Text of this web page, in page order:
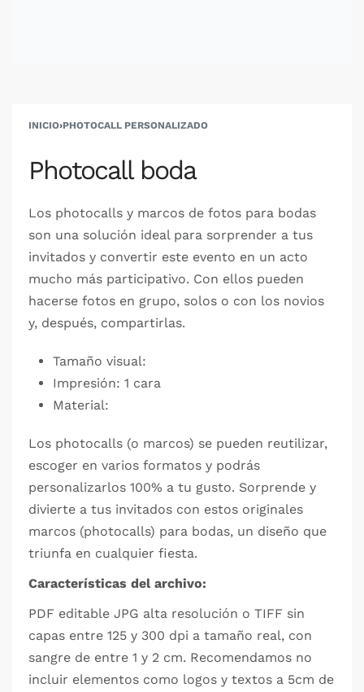
INICIO›PHOTOCALL PERSONALIZADO
Photocall boda
Los photocalls y marcos de fotos para bodas
son una solución ideal para sorprender a tus
invitados y convertir este evento en un acto
mucho más participativo. Con ellos pueden
hacerse fotos en grupo, solos o con los novios
y, después, compartirlas.
Tamaño visual:
Impresión: 1 cara
Material:
Los photocalls (o marcos) se pueden reutilizar,
escoger en varios formatos y podrás
personalizarlos 100% a tu gusto. Sorprende y
divierte a tus invitados con estos originales
marcos (photocalls) para bodas, un diseño que
triunfa en cualquier fiesta.
Características del archivo:
PDF editable JPG alta resolución o TIFF sin
capas entre 125 y 300 dpi a tamaño real, con
sangre de entre 1 y 2 cm. Recomendamos no
incluir elementos como logos y textos a 5cm de